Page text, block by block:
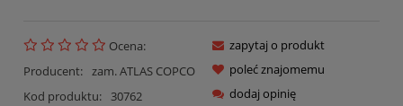
Ocena:
Producent: zam. ATLAS COPCO
Kod produktu:
30762
zapytaj o produkt
poleć znajomemu
dodaj opinię